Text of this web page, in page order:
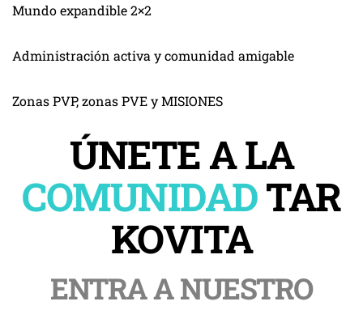
Mundo expandible 2×2
Administración activa y comunidad amigable
Zonas PVP, zonas PVE y MISIONES
ÚNETE A LA
COMUNIDADTAR
KOVITA
ENTRA A NUESTRO